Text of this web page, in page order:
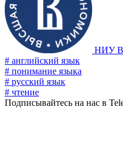
НИУ
# английский язык
# понимание языка
# русский язык
# чтение
Подписывайтесь на нас в